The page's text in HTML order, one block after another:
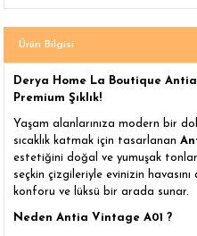
Ürün Bilgisi
Derya Home La Boutique
Premium Şıklık!
Yaşam alanlarınıza modern bir
sıcaklık katmak için tasarlanan
estetiğini doğal ve yumuşak
seçkin çizgileriyle evinizin
konforu ve lüksü bir arada sunar.
Neden Antia Vintage A01 ?